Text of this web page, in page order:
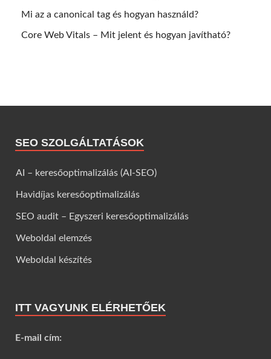
Mi az a canonical tag és hogyan használd?
Core Web Vitals – Mit jelent és hogyan javítható?
SEO SZOLGÁLTATÁSOK
AI – keresőoptimalizálás (AI-SEO)
Havidíjas keresőoptimalizálás
SEO audit – Egyszeri keresőoptimalizálás
Weboldal elemzés
Weboldal készítés
ITT VAGYUNK ELÉRHETŐEK
E-mail cím: